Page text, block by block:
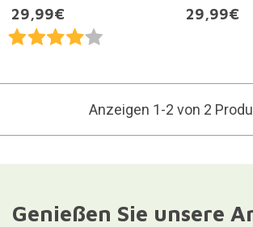
29,99€
29,99€
Anzeigen 1-2 von 2
Genießen Sie unsere